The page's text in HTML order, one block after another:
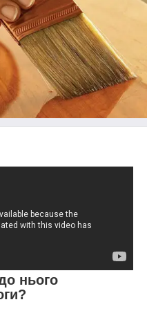
нього